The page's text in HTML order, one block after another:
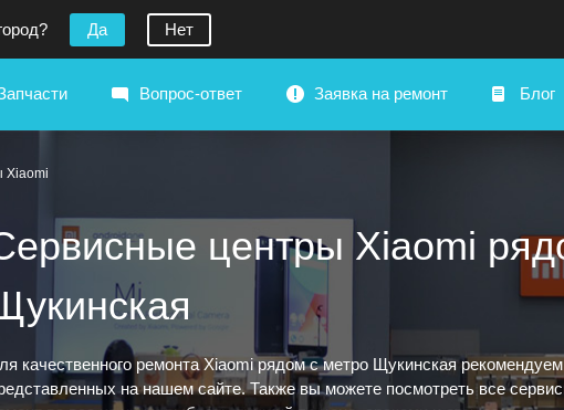
Да Нет
Вопрос-ответ Заявка на ремонт Блог
Xiaomi
центры Xiaomi
качественного ремонта Xiaomi рядом с метро Щукинская
на нашем сайте. Также вы можете посмотреть все